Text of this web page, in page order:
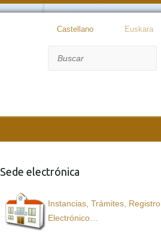
Castellano Euskara
Sede electrónica
Instancias, Trámites, Registro
Electrónico…